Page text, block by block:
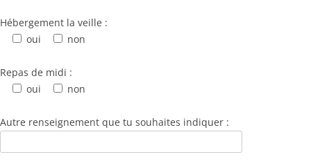
Hébergement la veille :
oui
non
Repas de midi :
oui
non
Autre renseignement que tu souhaites indiquer :